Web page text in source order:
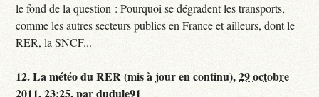
le fond de la question : Pourquoi se dégradent les transports,
comme les autres secteurs publics en France et ailleurs, dont le
RER, la SNCF...
12.La météo du RER (mis à jour en continu),29 octobre
2011, 23:25,pardudule91